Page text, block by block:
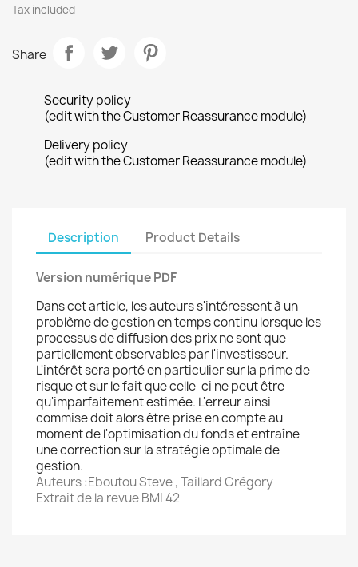
Tax included
Share
Security policy
(edit with the Customer Reassurance module)
Delivery policy
(edit with the Customer Reassurance module)
Description Product Details
Version numérique PDF
Dans cet article, les auteurs s'intéressent à un
problème de gestion en temps continu lorsque les
processus de diffusion des prix ne sont que
partiellement observables par l'investisseur.
L'intérêt sera porté en particulier sur la prime de
risque et sur le fait que celle-ci ne peut être
qu'imparfaitement estimée. L'erreur ainsi
commise doit alors être prise en compte au
moment de l'optimisation du fonds et entraîne
une correction sur la stratégie optimale de
gestion.
Auteurs :Eboutou Steve , Taillard Grégory
Extrait de la revue BMI 42